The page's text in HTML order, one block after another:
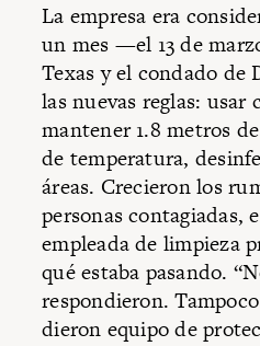
La empresa era
un mes —el 13 de
Texas y el condado de
las nuevas reglas: usar
mantener 1.8 metros
de temperatura,
áreas. Crecieron los
personas contagiadas,
empleada de limpieza
qué estaba pasando.
respondieron.
dieron equipo de